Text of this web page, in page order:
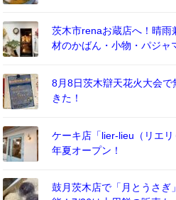
茨木市renaお蔵店へ！晴雨
材のかばん・小物・パジャ
8月8日茨木辯天花火大会
きた！
ケーキ店「lier-lieu（リエ
年夏オープン！
鼓月茨木店で「月とうさぎ